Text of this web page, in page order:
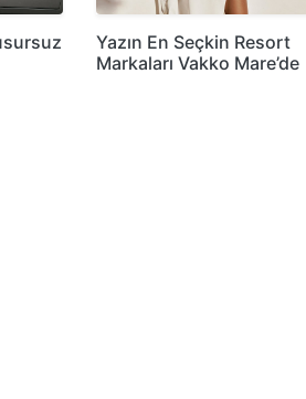
Yazın En Seçkin Resort
Markaları Vakko Mare’de